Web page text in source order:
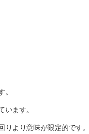
ます。
より意味が限定的です。